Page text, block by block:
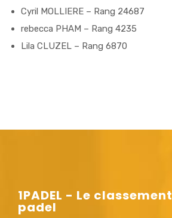
Cyril MOLLIERE – Rang 24687
rebecca PHAM – Rang 4235
Lila CLUZEL – Rang 6870
1PADEL - Le classement
padel